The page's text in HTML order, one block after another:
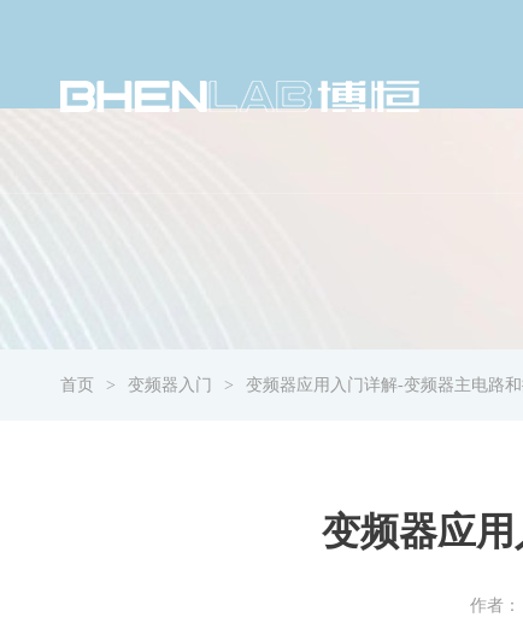
首页 变频器入门 变频器应用入门详解-变频器主电路
变频器应
作者